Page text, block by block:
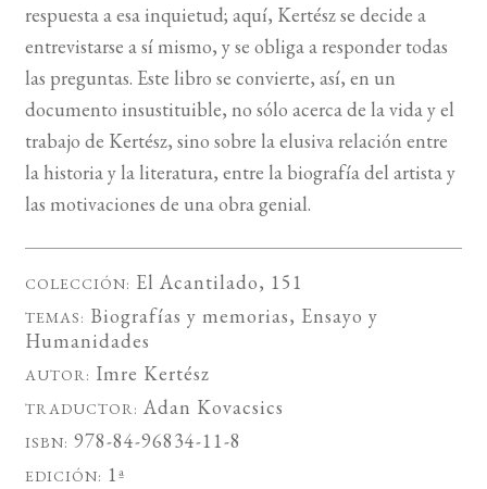
respuesta a esa inquietud; aquí, Kertész se decide a
entrevistarse a sí mismo, y se obliga a responder todas
las preguntas. Este libro se convierte, así, en un
documento insustituible, no sólo acerca de la vida y el
trabajo de Kertész, sino sobre la elusiva relación entre
la historia y la literatura, entre la biografía del artista y
las motivaciones de una obra genial.
COLECCIÓN: El Acantilado, 151
TEMAS: Biografías y memorias, Ensayo y
Humanidades
AUTOR: Imre Kertész
TRADUCTOR: Adan Kovacsics
ISBN: 978-84-96834-11-8
EDICIÓN: 1ª